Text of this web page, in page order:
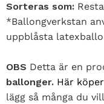
Sorteras som:
*Ballongverkstan
uppblåsta
OBS Detta är en
ballonger. Här
lägg så många du